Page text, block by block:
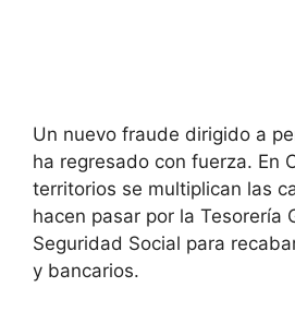
Un nuevo fraude dirigido a
ha regresado con fuerza. En
territorios se multiplican las
hacen pasar por la Tesorería
Seguridad Social para
y bancarios.